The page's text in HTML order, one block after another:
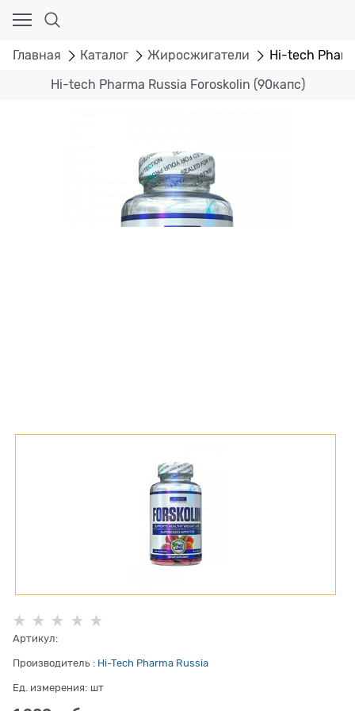
Главная Каталог Жиросжигатели Hi-tech
Hi-tech Pharma Russia Foroskolin (90капс)
Артикул:
Производитель : Hi-Tech Pharma Russia
Ед. измерения: шт